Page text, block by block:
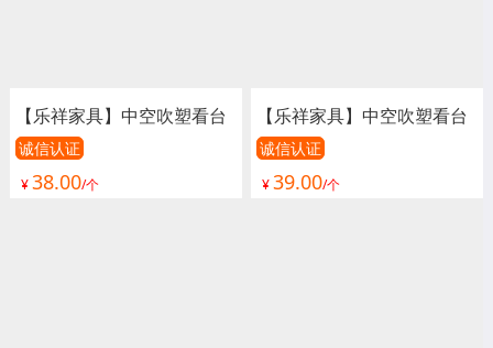
【乐祥家具】中空吹塑看台
椅、看台椅、看台座椅、体
育场座椅、室外看台椅、室
诚信认证
¥38.00/个
【乐祥家具】中空吹塑看台
椅、看台椅、看台座椅、体
育场座椅、室外看台椅、室
诚信认证
¥39.00/个